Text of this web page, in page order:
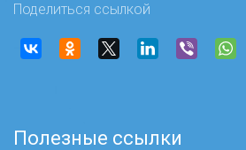
Поделиться ссылкой
Полезные ссылки